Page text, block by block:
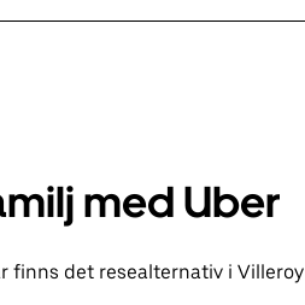
med Uber
finns det resealternativ i Villeroy